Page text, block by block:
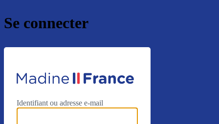
Se connecter
Identifiant ou adresse e-mail